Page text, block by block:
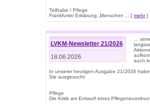
Teilhabe / Pflege
Frankfurter Erklärung „Menschen ... [ mehr]
LVKM-Newsletter 21/2026
18.06.2026
…
auch
In unserer heutigen Ausgabe 21/2026
Sie ausgesucht:
Pflege
Die Kritik am Entwurf eines